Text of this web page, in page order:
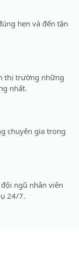
hẹn và đến tận
thị trường những
nhất.
chuyên gia trong
ngũ nhân viên
24/7.